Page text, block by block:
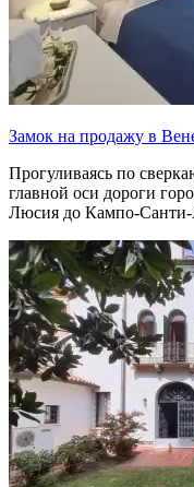
Замок на продажу в
Прогуливаясь по
главной оси дороги
Люсия до Кампо-Санти-